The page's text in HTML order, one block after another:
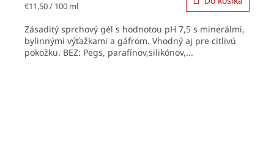
Jednotková
€11,50 / 100 ml
Zásaditý sprchový gél s hodnotou pH 7,5 s minerálmi,
bylinnými výťažkami a gáfrom. Vhodný aj pre citlivú
pokožku. BEZ: Pegs, parafínov,silikónov,...